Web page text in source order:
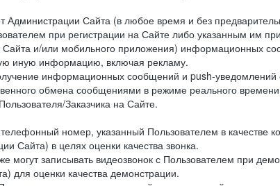
Сайта (в любое время и без
при регистрации на Сайте либо указанным им
и/или мобильного приложения) информационных
иную информацию, включая рекламу.
информационных сообщений и push-
обмена сообщениями в режиме реального
Заказчика на Сайте.
номер, указанный Пользователем в качестве
Сайта) в целях оценки качества звонка.
записывать видеозвонок с Пользователем при
для оценки качества демонстрации.